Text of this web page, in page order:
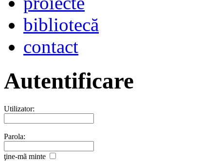
bibliotecă
contact
Autentificare
Utilizator:
Parola:
ţine-mã minte